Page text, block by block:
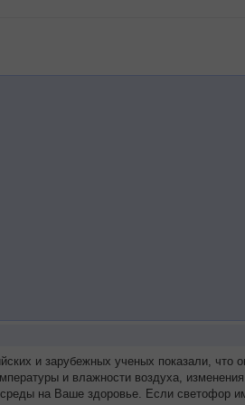
и зарубежных ученых показали,
и влажности воздуха,
на Ваше здоровье. Если светофор